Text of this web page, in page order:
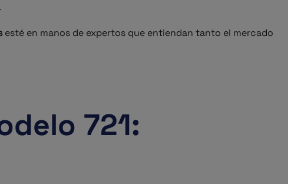
esté en manos de expertos que entiendan tanto el mercado
721: